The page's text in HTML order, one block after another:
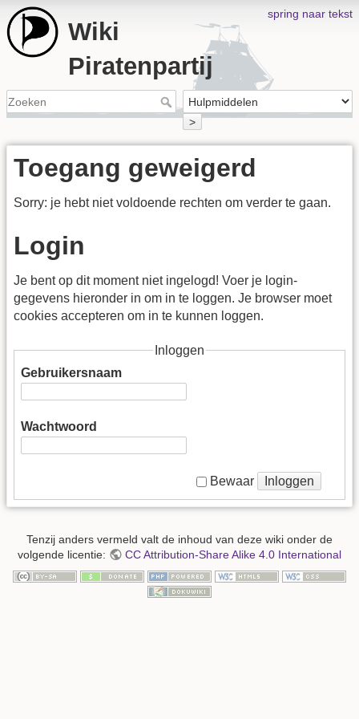
spring naar tekst
Wiki
Piratenpartij
>
Toegang geweigerd
Sorry: je hebt niet voldoende rechten om verder te gaan.
Login
Je bent op dit moment niet ingelogd! Voer je login-
gegevens hieronder in om in te loggen. Je browser moet
cookies accepteren om in te kunnen loggen.
Inloggen
Gebruikersnaam
Wachtwoord
Bewaar Inloggen
Tenzij anders vermeld valt de inhoud van deze wiki onder de
volgende licentie:
CC Attribution-Share Alike 4.0 International